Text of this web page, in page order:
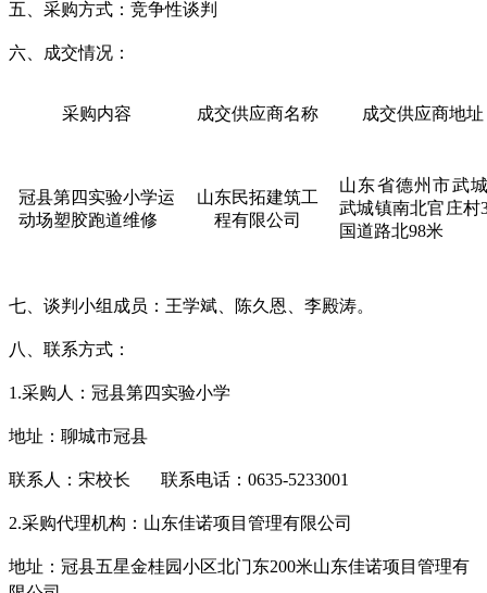
五、采购方式：竞争性谈判
六、成交情况：
采购内容 成交供应商名称 成交供应商地址
冠县第四实验小学运
动场塑胶跑道维修
山东民拓建筑工
程有限公司
山东省德州市武
武城镇南北官庄村
国道路北98米
七、 谈判小组成员： 王学斌、陈久恩、李殿涛。
八、联系方式：
1.采购人：冠县第四实验小学
地址：聊城市冠县
联系人：宋校长 联系电话： 0635-5233001
2.采购代理机构：山东佳诺项目管理有限公司
地址：冠县五星金桂园小区北门东200米山东佳诺项目管理有